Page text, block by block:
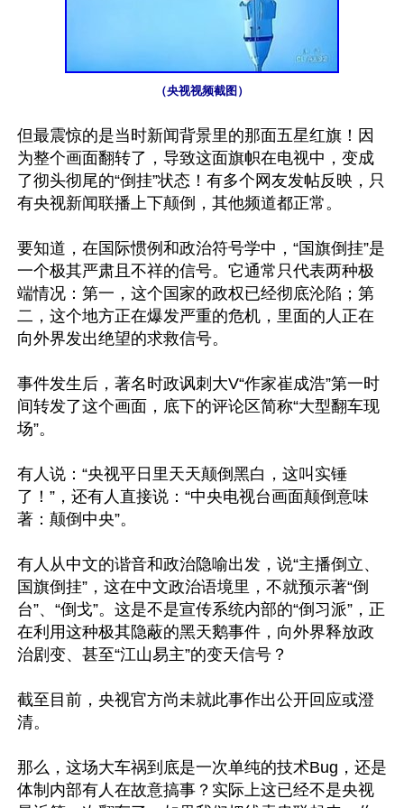
（央视视频截图）
但最震惊的是当时新闻背景里的那面五星红旗！因
为整个画面翻转了，导致这面旗帜在电视中，变成
了彻头彻尾的“倒挂”状态！有多个网友发帖反映，只
有央视新闻联播上下颠倒，其他频道都正常。
要知道，在国际惯例和政治符号学中，“国旗倒挂”是
一个极其严肃且不祥的信号。它通常只代表两种极
端情况：第一，这个国家的政权已经彻底沦陷；第
二，这个地方正在爆发严重的危机，里面的人正在
向外界发出绝望的求救信号。
事件发生后，著名时政讽刺大V“作家崔成浩”第一时
间转发了这个画面，底下的评论区简称“大型翻车现
场”。
有人说：“央视平日里天天颠倒黑白，这叫实锤
了！”，还有人直接说：“中央电视台画面颠倒意味
著：颠倒中央”。
有人从中文的谐音和政治隐喻出发，说“主播倒立、
国旗倒挂”，这在中文政治语境里，不就预示著“倒
台”、“倒戈”。这是不是宣传系统内部的“倒习派”，正
在利用这种极其隐蔽的黑天鹅事件，向外界释放政
治剧变、甚至“江山易主”的变天信号？
截至目前，央视官方尚未就此事作出公开回应或澄
清。
那么，这场大车祸到底是一次单纯的技术Bug，还是
体制内部有人在故意搞事？实际上这已经不是央视